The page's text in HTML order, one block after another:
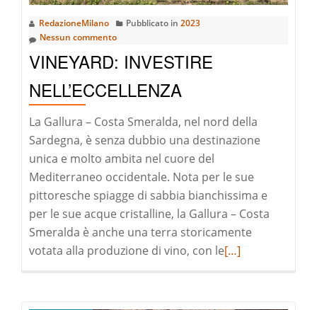
ALLE
RedazioneMilano Pubblicato in 2023
Nessun commento
VINEYARD: INVESTIRE
NELL’ECCELLENZA
La Gallura – Costa Smeralda, nel nord della
Sardegna, è senza dubbio una destinazione
unica e molto ambita nel cuore del
Mediterraneo occidentale. Nota per le sue
pittoresche spiagge di sabbia bianchissima e
per le sue acque cristalline, la Gallura – Costa
Smeralda è anche una terra storicamente
votata alla produzione di vino, con leLeggi
[…]